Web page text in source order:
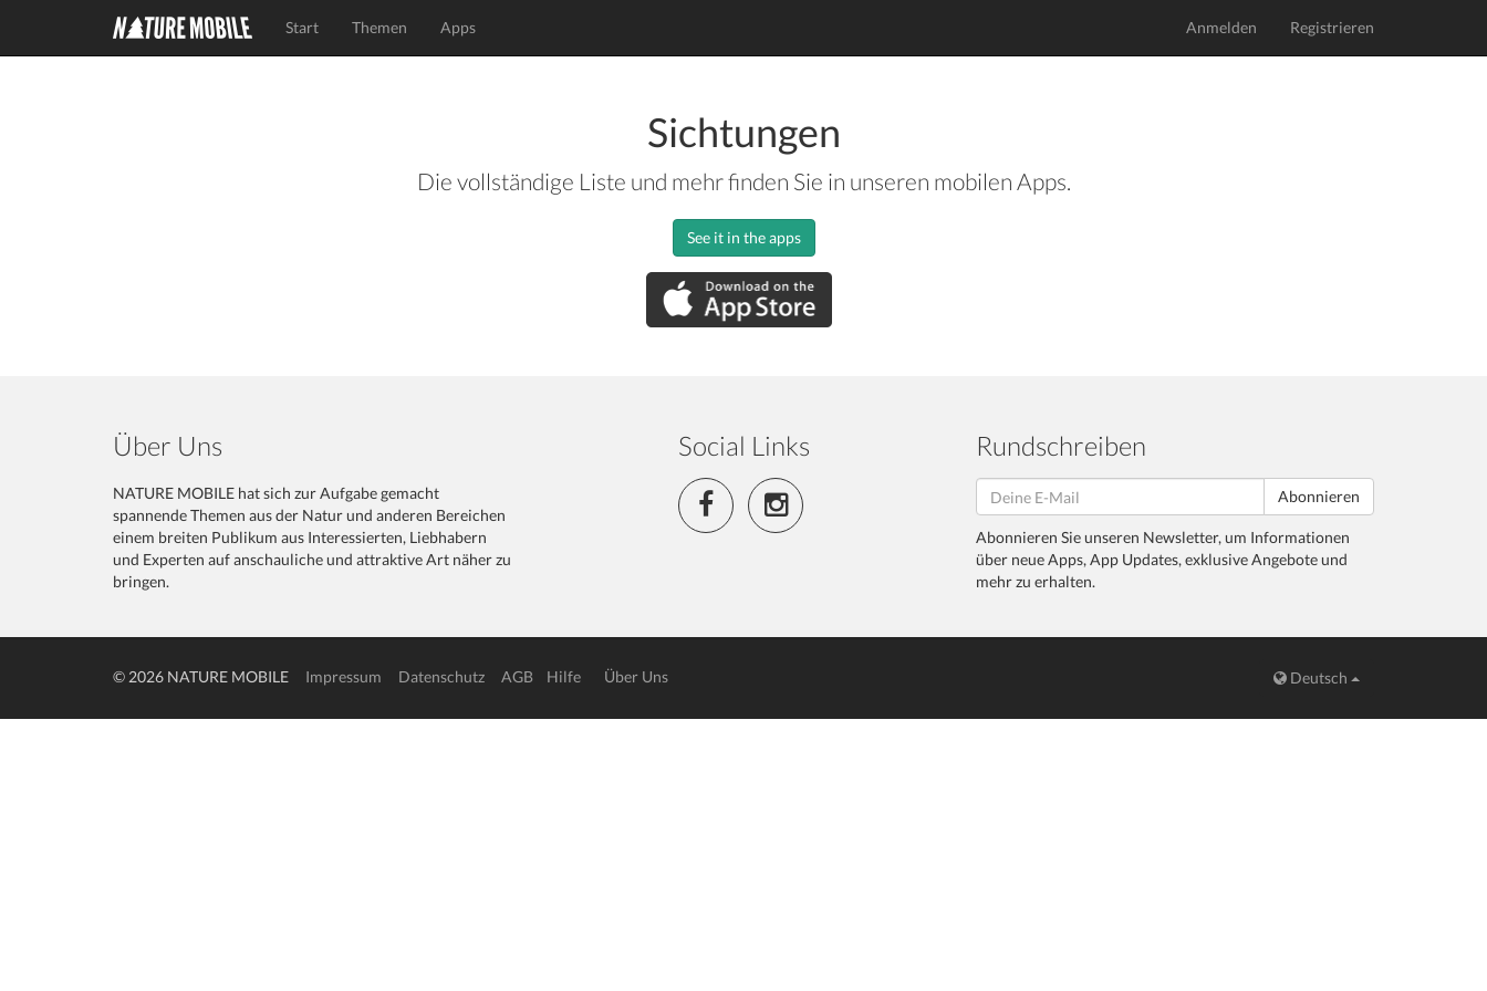
Start Themen Apps Anmelden Registrieren
Sichtungen
Die vollständige Liste und mehr finden Sie in unseren mobilen Apps.
See it in the apps
Über Uns
NATURE MOBILE hat sich zur Aufgabe gemacht
spannende Themen aus der Natur und anderen Bereichen
einem breiten Publikum aus Interessierten, Liebhabern
und Experten auf anschauliche und attraktive Art näher zu
bringen.
Social Links Rundschreiben
Abonnieren
Abonnieren Sie unseren Newsletter, um Informationen
über neue Apps, App Updates, exklusive Angebote und
mehr zu erhalten.
© 2026 NATURE MOBILE Impressum Datenschutz AGB Hilfe Über Uns Deutsch